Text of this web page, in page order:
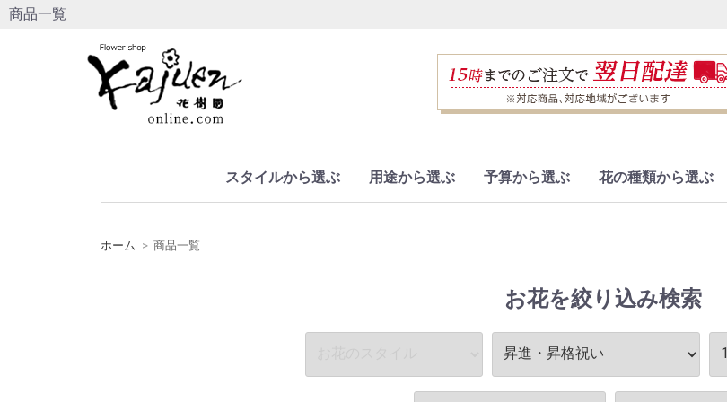
商品一覧
スタイルから選ぶ 用途から選ぶ 予算から選ぶ 花の種類から選ぶ
ホーム 商品一覧
お花を絞り込み検索